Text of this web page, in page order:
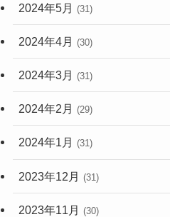
2024年5月 (31)
2024年4月 (30)
2024年3月 (31)
2024年2月 (29)
2024年1月 (31)
2023年12月 (31)
2023年11月 (30)